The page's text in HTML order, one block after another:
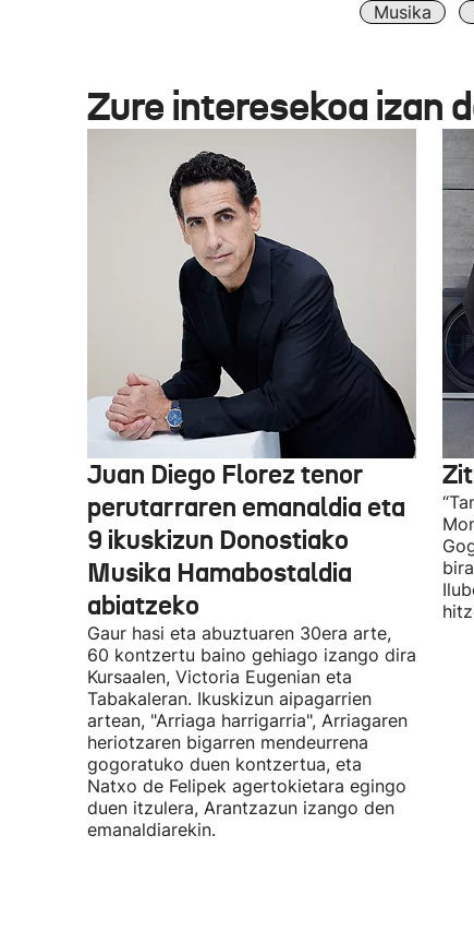
Musika
Zure interesekoa izan
Juan Diego Florez tenor
perutarraren emanaldia eta
9 ikuskizun Donostiako
Musika Hamabostaldia
abiatzeko
Gaur hasi eta abuztuaren 30era arte,
60 kontzertu baino gehiago izango dira
Kursaalen, Victoria Eugenian eta
Tabakaleran. Ikuskizun aipagarrien
artean, "Arriaga harrigarria", Arriagaren
heriotzaren bigarren mendeurrena
gogoratuko duen kontzertua, eta
Natxo de Felipek agertokietara egingo
duen itzulera, Arantzazun izango den
emanaldiarekin.